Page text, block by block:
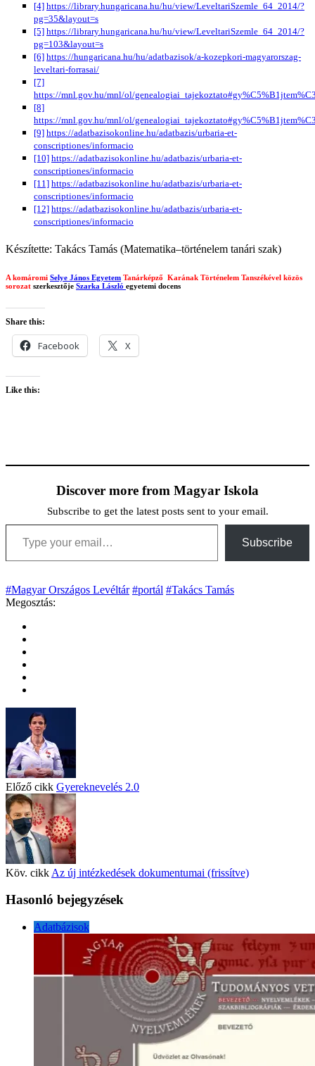
[4] https://library.hungaricana.hu/hu/view/LeveltariSzemle_64_2014/?
pg=35&layout=s
[5] https://library.hungaricana.hu/hu/view/LeveltariSzemle_64_2014/?
pg=103&layout=s
[6] https://hungaricana.hu/hu/adatbazisok/a-kozepkori-magyarorszag-
leveltari-forrasai/
[7]
https://mnl.gov.hu/mnl/ol/
[8]
https://mnl.gov.hu/mnl/ol/
[9] https://adatbazisokonline.hu/adatbazis/urbaria-et-
conscriptiones/informacio
[10] https://adatbazisokonline.hu/adatbazis/urbaria-et-
conscriptiones/informacio
[11] https://adatbazisokonline.hu/adatbazis/urbaria-et-
conscriptiones/informacio
[12] https://adatbazisokonline.hu/adatbazis/urbaria-et-
conscriptiones/informacio
Készítette: Takács Tamás (Matematika–történelem tanári szak)
A komáromi Selye János Egyetem Tanárképző Karának Történelem Tanszékével közös
sorozat szerkesztője Szarka László egyetemi docens
Share this:
Facebook X
Like this:
Discover more from Magyar Iskola
Subscribe to get the latest posts sent to your email.
Type your email…
Subscribe
#Magyar Országos Levéltár #portál #Takács Tamás
Megosztás:
Előző cikk Gyereknevelés 2.0
Köv. cikk Az új intézkedések dokumentumai (frissítve)
Hasonló bejegyzések
Adatbázisok